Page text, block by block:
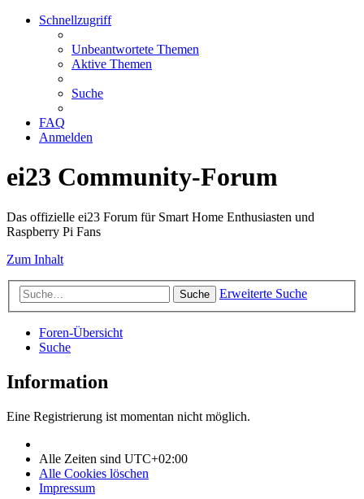
Schnellzugriff
Unbeantwortete Themen
Aktive Themen
Suche
FAQ
Anmelden
ei23 Community-Forum
Das offizielle ei23 Forum für Smart Home Enthusiasten und
Raspberry Pi Fans
Zum Inhalt
Suche Erweiterte Suche
Foren-Übersicht
Suche
Information
Eine Registrierung ist momentan nicht möglich.
Alle Zeiten sind UTC+02:00
Alle Cookies löschen
Impressum